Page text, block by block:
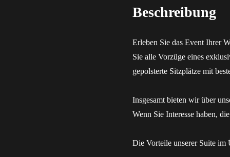
Beschreibung
Erleben Sie das Event Ihrer
Sie alle Vorzüge eines
gepolsterte Sitzplätze mit
Insgesamt bieten wir über
Wenn Sie Interesse haben,
Die Vorteile unserer Suite im